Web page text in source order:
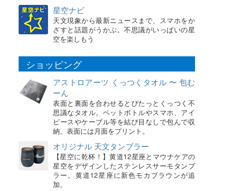
星空ナビ
天文現象から最新ニュースまで、スマホをか
ざすと話題がうかぶ。不思議がいっぱいの星
空を楽しもう
ショッピング
アストロアーツ くっつくタオル 〜 包む
ーん
表面と裏面を合わせるとぴたっとくっつく不
思議なタオル。ペットボトルやスマホ、アイ
ピースやケーブル等を結び目なしで包んで収
納。表面には月面をプリント。
オリジナル 天文タンブラー
【星空に乾杯！】黄道12星座とマウナケアの
星空をデザインしたステンレスサーモタンブ
ラー。黄道12星座に新色モカブラウンが追
加。